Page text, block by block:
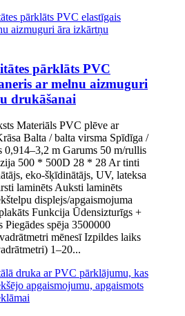
pārklāts PVC
ar melnu aizmuguri
drukāšanai
Materiāls PVC plēve ar
Balta / balta virsma Spīdīga /
0,914–3,2 m Garums 50 m/rullis
500 * 500D 28 * 28 Ar tinti
eko-šķīdinātājs, UV, lateksa
laminēts Auksti laminēts
displejs/apgaismojuma
Funkcija Ūdensizturīgs +
Piegādes spēja 3500000
mēnesī Izpildes laiks
1–20...